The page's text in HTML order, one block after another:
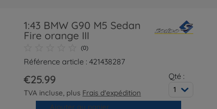
1:43 BMW G90 M5 Sedan
Fire orange III
(0)
Référence article : 421438287
€25.99
TVA incluse, plus Frais d'expédition
Qté :
1
Ajouter au panier